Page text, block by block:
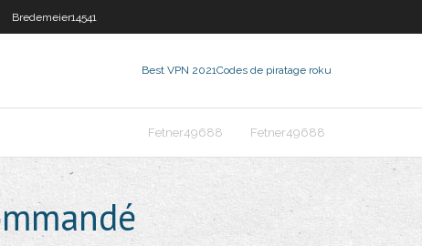
Bredemeier14541
Best VPN 2021Codes de piratage roku
Fetner49688 Fetner49688